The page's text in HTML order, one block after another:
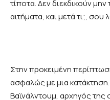
τίποτα. Δεν διεκδικούν
αιτήματα, και μετά τι;, σου
Στην προκειμένη
ασφαλώς με μια κατάκτηση.
Βαϊνάλντουμ, αρχηγός της